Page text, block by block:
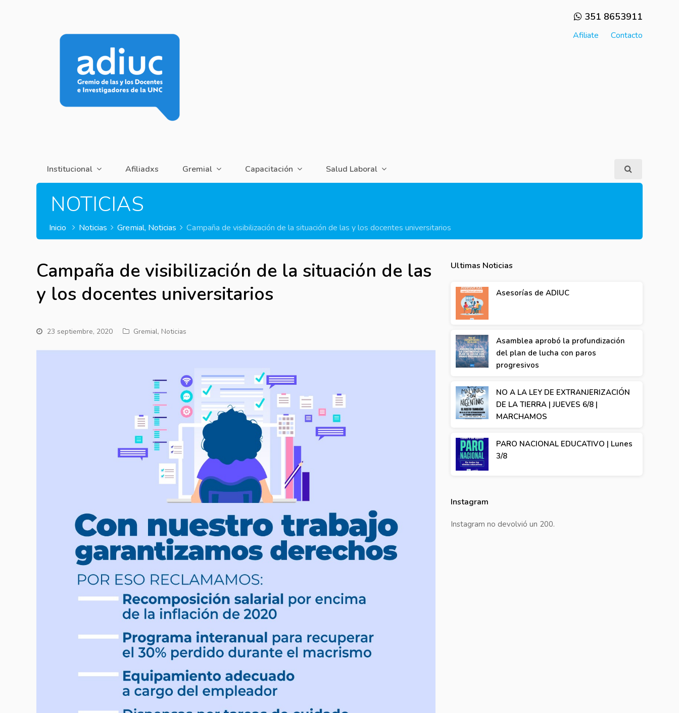
351 8653911
Afiliate Contacto
Institucional Afiliadxs Gremial Capacitación Salud Laboral
NOTICIAS
Inicio Noticias Gremial, Noticias Campaña de visibilización de la situación de las y los docentes universitarios
Campaña de visibilización de la situación de las
y los docentes universitarios
23 septiembre, 2020 Gremial, Noticias
Ultimas Noticias
Asesorías de ADIUC
Asamblea aprobó la profundización
del plan de lucha con paros
progresivos
NO A LA LEY DE EXTRANJERIZACIÓN
DE LA TIERRA | JUEVES 6/8 |
MARCHAMOS
PARO NACIONAL EDUCATIVO | Lunes
3/8
Instagram
Instagram no devolvió un 200.